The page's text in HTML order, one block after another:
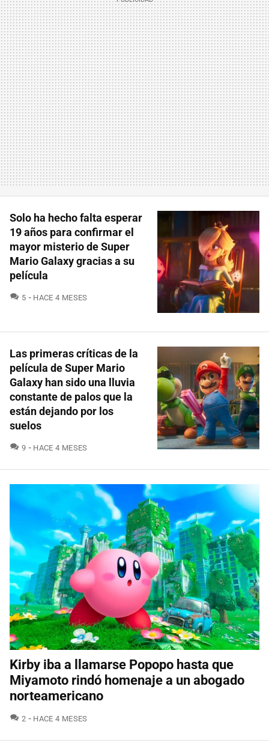
Solo ha hecho falta esperar
19 años para confirmar el
mayor misterio de Super
Mario Galaxy gracias a su
película
5 COMENTARIOS
HACE 4 MESES
Las primeras críticas de la
película de Super Mario
Galaxy han sido una lluvia
constante de palos que la
están dejando por los
suelos
9 COMENTARIOS
HACE 4 MESES
Kirby iba a llamarse Popopo hasta que
Miyamoto rindó homenaje a un abogado
norteamericano
2 COMENTARIOS
HACE 4 MESES